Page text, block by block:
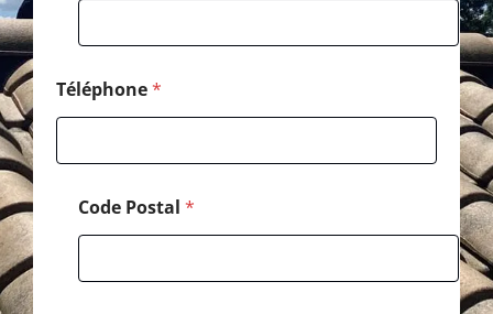
Téléphone*
Code Postal *
o
d
e